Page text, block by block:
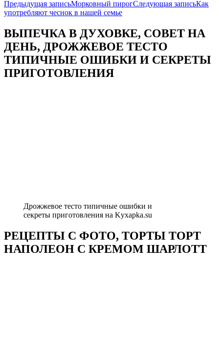
Навигация
по
записям
Предыдущая записьМорковный пирогСледующая записьКак
употребляют чеснок в нашей семье
ВЫПЕЧКА В ДУХОВКЕ, СОВЕТ НА
ДЕНЬ, ДРОЖЖЕВОЕ ТЕСТО
ТИПИЧНЫЕ ОШИБКИ И СЕКРЕТЫ
ПРИГОТОВЛЕНИЯ
Дрожжевое тесто типичные ошибки и
секреты приготовления на Kyxapka.su
РЕЦЕПТЫ С ФОТО, ТОРТЫ ТОРТ
НАПОЛЕОН С КРЕМОМ ШАРЛОТТ